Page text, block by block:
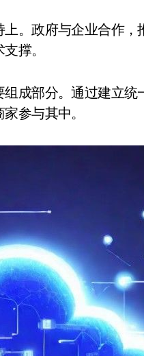
。政府与企业合作，
撑。
成部分。通过建立统
参与其中。